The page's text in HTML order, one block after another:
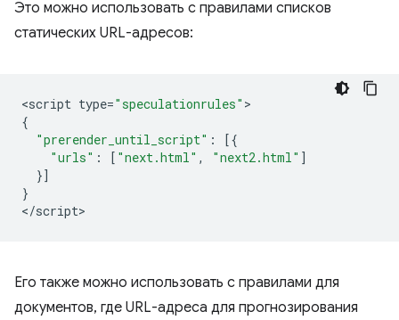
Это можно использовать с правилами списков
статических URL-адресов:
<script type="speculationrules"
{
"prerender_until_script" :
[{
"urls" : [ "next.html" , "next2.html" ]
}]
}
</script
Его также можно использовать с правилами для
документов, где URL-адреса для прогнозирования